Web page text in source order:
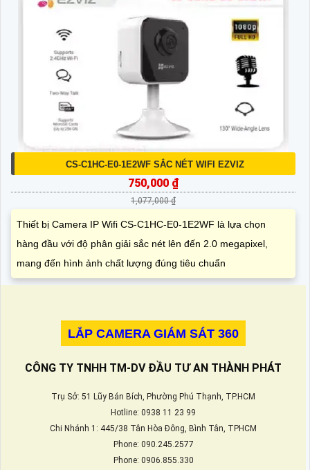
CS-C1HC-E0-1E2WF SẮC NÉT WIFI EZVIZ
750,000 ₫
1,077,000 ₫
Thiết bị Camera IP Wifi CS-C1HC-E0-1E2WF là lựa chọn
hàng đầu với độ phân giải sắc nét lên đến 2.0 megapixel,
mang đến hình ảnh chất lượng đúng tiêu chuẩn
LẮP CAMERA GIÁM SÁT 360
CÔNG TY TNHH TM-DV ĐẦU TƯ AN THÀNH PHÁT
Trụ Sở: 51 Lũy Bán Bích, Phường Phú Thạnh, TP.HCM
Hotline: 0938 11 23 99
Chi Nhánh 1: 445/38 Tân Hòa Đông, Bình Tân, TPHCM
Phone: 090.245.2577
Phone: 0906.855.330